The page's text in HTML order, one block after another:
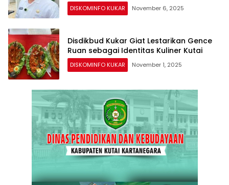
DISKOMINFO KUKAR November 6, 2025
Disdikbud Kukar Giat Lestarikan Gence
Ruan sebagai Identitas Kuliner Kutai
DISKOMINFO KUKAR November 1, 2025